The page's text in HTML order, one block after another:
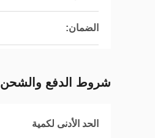
الضمان:
شروط الدفع والشحن
الحد الأدنى لكمية